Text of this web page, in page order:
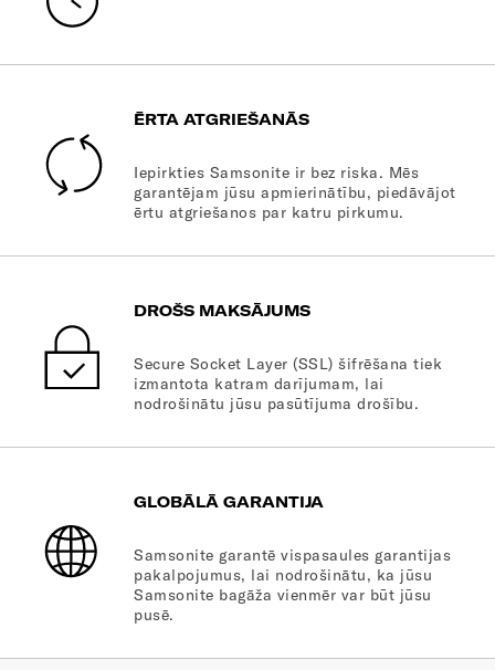
ĒRTA ATGRIEŠANĀS
Iepirkties Samsonite ir bez riska. Mēs
garantējam jūsu apmierinātību, piedāvājot
ērtu atgriešanos par katru pirkumu.
DROŠS MAKSĀJUMS
Secure Socket Layer (SSL) šifrēšana tiek
izmantota katram darījumam, lai
nodrošinātu jūsu pasūtījuma drošību.
GLOBĀLĀ GARANTIJA
Samsonite garantē vispasaules garantijas
pakalpojumus, lai nodrošinātu, ka jūsu
Samsonite bagāža vienmēr var būt jūsu
pusē.